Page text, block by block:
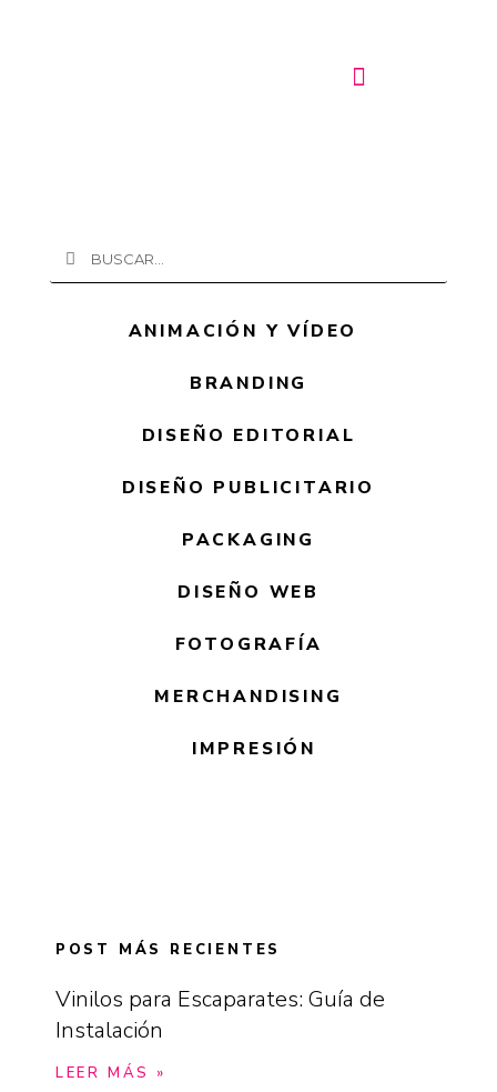
BuscarBuscar
ANIMACIÓN Y VÍDEO
BRANDING
DISEÑO EDITORIAL
DISEÑO PUBLICITARIO
PACKAGING
DISEÑO WEB
FOTOGRAFÍA
MERCHANDISING
IMPRESIÓN
POST MÁS RECIENTES
Vinilos para Escaparates: Guía de
Instalación
LEER MÁS »